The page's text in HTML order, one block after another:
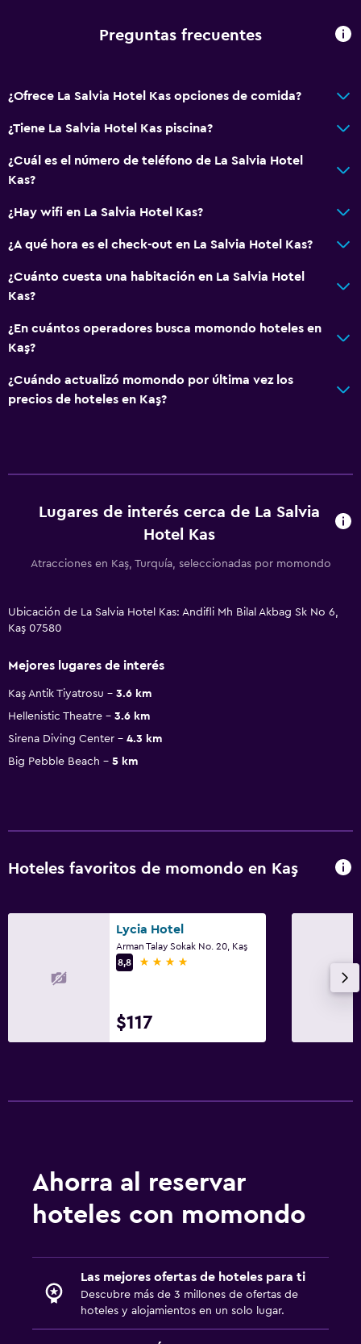
Preguntas frecuentes
¿Ofrece La Salvia Hotel Kas opciones de comida?
¿Tiene La Salvia Hotel Kas piscina?
¿Cuál es el número de teléfono de La Salvia Hotel
Kas?
¿Hay wifi en La Salvia Hotel Kas?
¿A qué hora es el check-out en La Salvia Hotel Kas?
¿Cuánto cuesta una habitación en La Salvia Hotel
Kas?
¿En cuántos operadores busca momondo hoteles en
Kaş?
¿Cuándo actualizó momondo por última vez los
precios de hoteles en Kaş?
Lugares de interés cerca de La Salvia
Hotel Kas
Atracciones en Kaş, Turquía, seleccionadas por momondo
Ubicación de La Salvia Hotel Kas: Andifli Mh Bilal Akbag Sk No 6,
Kaş 07580
Mejores lugares de interés
Kaş Antik Tiyatrosu
3.6 km
Hellenistic Theatre
3.6 km
Sirena Diving Center
4.3 km
Big Pebble Beach
5 km
Hoteles favoritos de momondo en Kaş
Lycia Hotel
Arman Talay Sokak No. 20, Kaş
8,8
4 estrellas
$117
Ahorra al reservar
hoteles con momondo
Las mejores ofertas de hoteles para ti
Descubre más de 3 millones de ofertas de
hoteles y alojamientos en un solo lugar.